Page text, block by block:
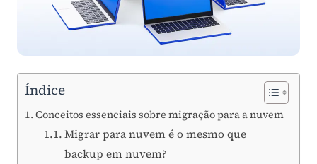
Índice
Conceitos essenciais sobre migração para a nuvem
Migrar para nuvem é o mesmo que
backup em nuvem?